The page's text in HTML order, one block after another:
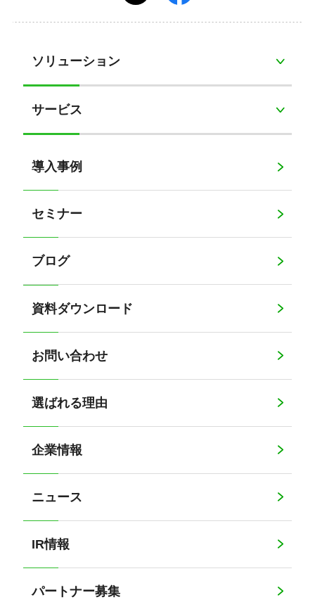
ソリューション
サービス
導入事例
セミナー
ブログ
資料ダウンロード
お問い合わせ
選ばれる理由
企業情報
ニュース
IR情報
パートナー募集